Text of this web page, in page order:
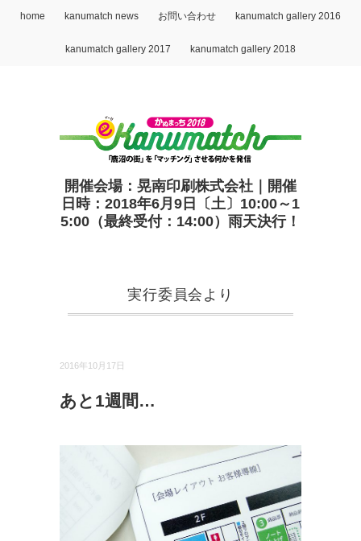
home kanumatch news お問い合わせ kanumatch gallery 2016
kanumatch gallery 2017 kanumatch gallery 2018
開催会場：晃南印刷株式会社｜開催
日時：2018年6月9日〔土〕10:00～1
5:00（最終受付：14:00）雨天決行！
実行委員会より
2016年10月17日
あと1週間…